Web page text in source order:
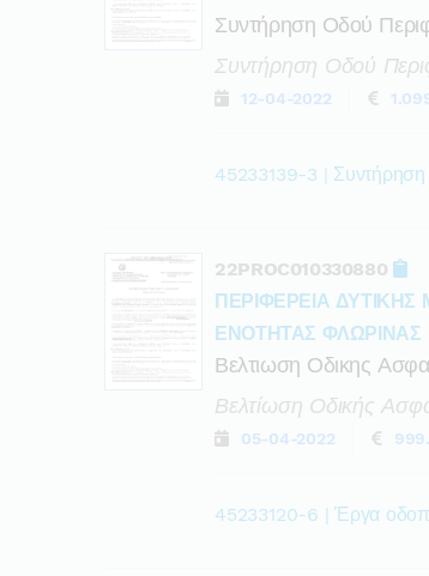
Συντήρηση Οδού
Συντήρηση Οδού
12-04-2022
45233139-3 | Συντήρηση
22PROC010330880
ΠΕΡΙΦΕΡΕΙΑ
ΕΝΟΤΗΤΑΣ ΦΛΩΡΙΝΑΣ
Βελτιωση Οδικης
Βελτίωση Οδικής
05-04-2022
45233120-6 | Έργα